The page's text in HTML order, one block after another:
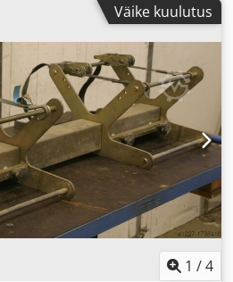
Väike kuulutus
1 /4